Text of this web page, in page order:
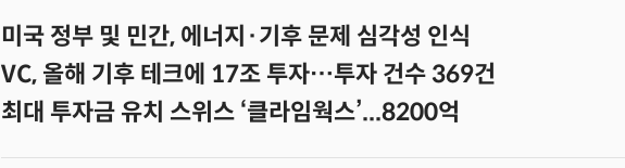
미국 정부 및 민간, 에너지·기후 문제 심각성 인식
VC, 올해 기후 테크에 17조 투자…투자 건수 369건
최대 투자금 유치 스위스 ‘클라임웍스’...8200억